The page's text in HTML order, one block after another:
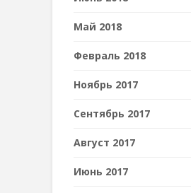
Май 2018
Февраль 2018
Ноябрь 2017
Сентябрь 2017
Август 2017
Июнь 2017